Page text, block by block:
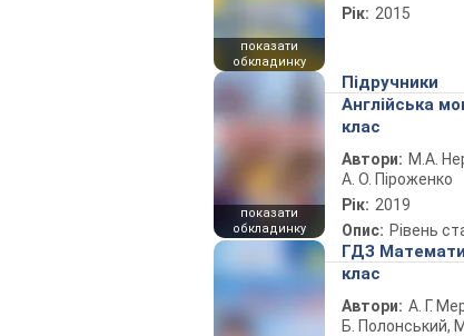
показати
обкладинку
Рік: 2015
показати
обкладинку
Підручники
Англійська
клас
Автори: М.А.
А. О. Піроженко
Рік: 2019
Опис: Рівень
ГДЗ
клас
Автори: А. Г.
Б. Полонський,